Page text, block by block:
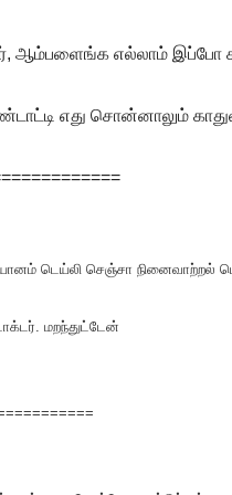
ஆம்பளைங்க எல்லாம் இப்போ
எது சொன்னாலும்
டெய்லி செஞ்சா
மறந்துட்டேன்